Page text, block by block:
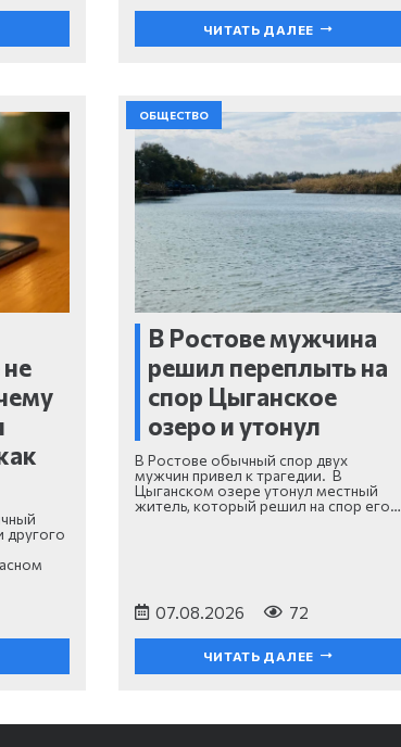
ЧИТАТЬ ДАЛЕЕ
другого
ОБЩЕСТВО
В Ростове мужчина
решил переплыть на
спор Цыганское
озеро и утонул
В Ростове обычный спор двух
мужчин привел к трагедии. В
Цыганском озере утонул местный
житель, который решил на спор его…
07.08.2026 72
ЧИТАТЬ ДАЛЕЕ